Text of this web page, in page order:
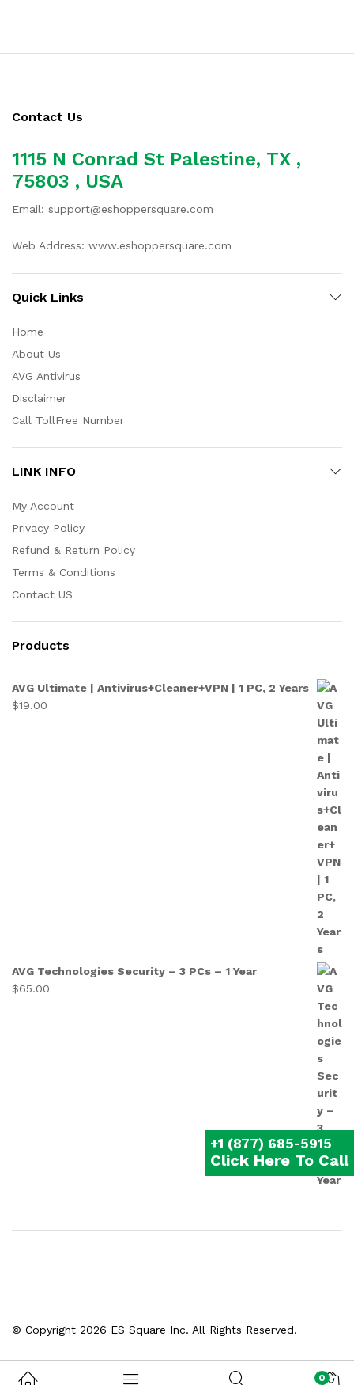
Contact Us
1115 N Conrad St Palestine, TX ,
75803 , USA
Email: support@eshoppersquare.com
Web Address: www.eshoppersquare.com
Quick Links
Home
About Us
AVG Antivirus
Disclaimer
Call TollFree Number
LINK INFO
My Account
Privacy Policy
Refund & Return Policy
Terms & Conditions
Contact US
Products
AVG Ultimate | Antivirus+Cleaner+VPN | 1 PC, 2 Years
$19.00
AVG Technologies Security – 3 PCs – 1 Year
$65.00
© Copyright 2026 ES Square Inc. All Rights Reserved.
0
+1 (877) 685-5915
Click Here To Call